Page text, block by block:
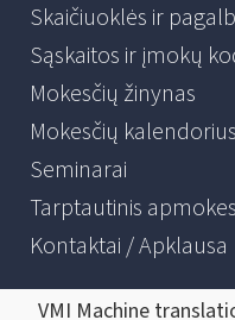
Skaičiuoklės ir
Sąskaitos ir įmokų
Mokesčių žinynas
Mokesčių kalendorius
Seminarai
Tarptautinis
Kontaktai / Apklausa
VMI Machine